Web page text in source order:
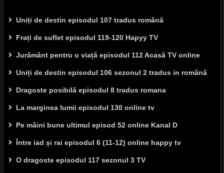
Uniți de destin episodul 107 tradus română
Frați de suflet episodul 119-120 Hapyy TV
Jurământ pentru o viață episodul 112 Acasă TV online
Uniți de destin episodul 106 sezonul 2 tradus in română
Dragoste posibilă episodul 8 tradus romana
La marginea lumii episodul 130 online tv
Pe mâini bune ultimul episod 52 online Kanal D
Între iad și rai episodul 6 (11-12) online happy tv
O dragoste episodul 117 sezonul 3 TV